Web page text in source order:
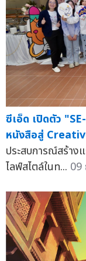
ซีเอ็ด เปิดตัว
หนังสือสู่
ประสบการณ์สร้าง
ไลฟ์สไตล์ในท... 09